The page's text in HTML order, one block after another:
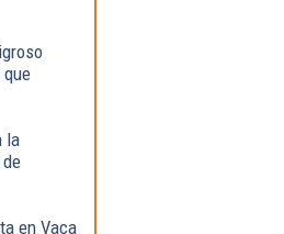
la
en Vaca